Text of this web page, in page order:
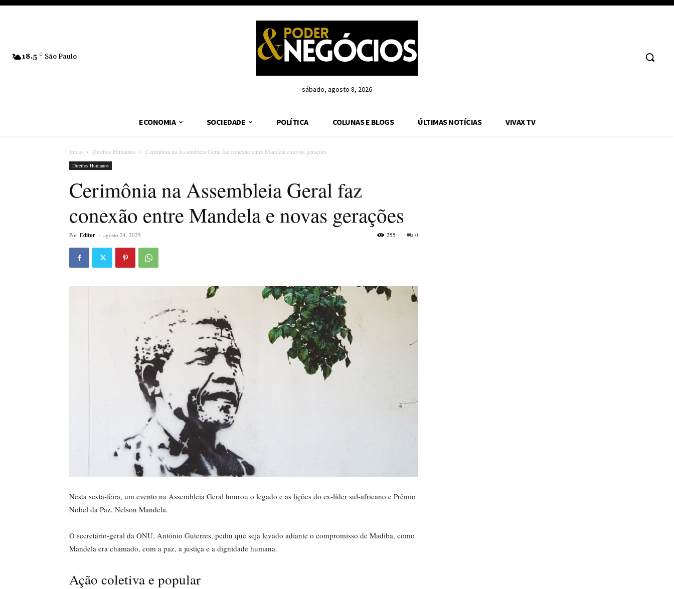
18.5 C São Paulo
sábado, agosto 8, 2026
ECONOMIA SOCIEDADE POLÍTICA COLUNAS E BLOGS ÚLTIMAS NOTÍCIAS VIVAX TV
Início Direitos Humanos Cerimônia na Assembleia Geral faz conexão entre Mandela e novas gerações
Direitos Humanos
Cerimônia na Assembleia Geral faz
conexão entre Mandela e novas gerações
Por Editor - agosto 24, 2025 0
255
Nesta sexta-feira, um evento na Assembleia Geral honrou o legado e as lições do ex-líder sul-africano e Prêmio
Nobel da Paz, Nelson Mandela.
O secretário-geral da ONU, António Guterres, pediu que seja levado adiante o compromisso de Madiba, como
Mandela era chamado, com a paz, a justiça e a dignidade humana.
Ação coletiva e popular